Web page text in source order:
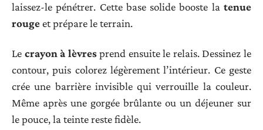
laissez-le pénétrer. Cette base solide booste la tenue
rougeet prépare le terrain.
Le crayon à lèvresprend ensuite le relais. Dessinez le
contour, puis colorez légèrement l’intérieur. Ce geste
crée une barrière invisible qui verrouille la couleur.
Même après une gorgée brûlante ou un déjeuner sur
le pouce, la teinte reste fidèle.